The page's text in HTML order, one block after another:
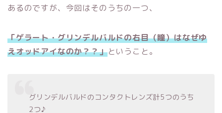
あるのですが、今回はそのうちの一つ、
「ゲラート・グリンデルバルドの右目（瞳）はなぜゆ
えオッドアイなのか？？」ということ。
グリンデルバルドのコンタクトレンズ計5つのうち
2つ♪